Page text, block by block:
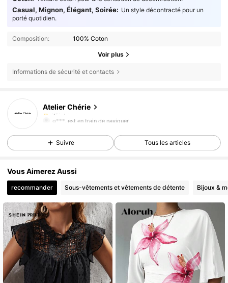
Casual, Mignon, Élégant, Soirée: Un style décontracté pour un
porté quotidien.
Composition: 100% Coton
Voir plus
Informations de sécurité et contacts
Atelier Chérie
4,57
67 Suiveurs
g***.
est en train de naviguer
Suivre Tous les articles
Vous Aimerez Aussi
recommander Sous-vêtements et vêtements de détente Bijoux &